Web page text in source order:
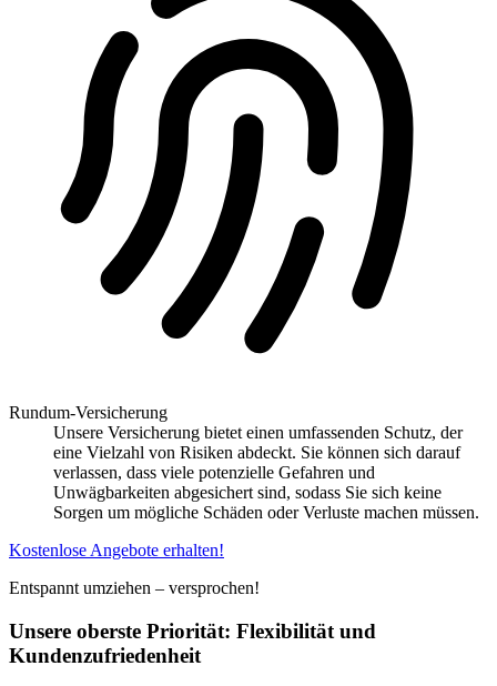
Rundum-Versicherung
Unsere Versicherung bietet einen umfassenden Schutz, der
eine Vielzahl von Risiken abdeckt. Sie können sich darauf
verlassen, dass viele potenzielle Gefahren und
Unwägbarkeiten abgesichert sind, sodass Sie sich keine
Sorgen um mögliche Schäden oder Verluste machen müssen.
Kostenlose Angebote erhalten!
Entspannt umziehen – versprochen!
Unsere oberste Priorität: Flexibilität und
Kundenzufriedenheit